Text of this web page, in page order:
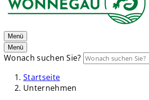
Menü
Menü
Wonach suchen Sie?
Startseite
Unternehmen